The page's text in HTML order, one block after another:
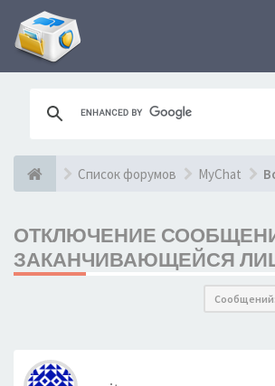
Список форумов MyChat
ОТКЛЮЧЕНИЕ
ЗАКАНЧИВАЮЩЕЙСЯ